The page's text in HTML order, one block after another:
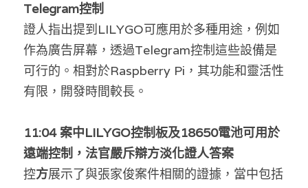
香港科技專上書院｜專欄
Telegram控制
證人指出提到LILYGO可應用於多種用途，例如
作為廣告屏幕，透過Telegram控制這些設備是
可行的。相對於Raspberry Pi，其功能和靈活性
有限，開發時間較長。
11:04 案中LILYGO控制板及18650電池可用於
遠端控制，法官嚴斥辯方淡化證人答案
控方展示了與張家俊案件相關的證據，當中包括